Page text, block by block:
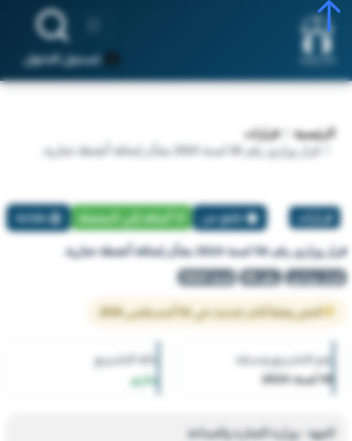
تسجيل الدخول
الرئيسية
قرارات
قرار وزاري رقم 56 لسنة 2024 بشأن إضافة أنشطة تجارية.
قرارات تبليغ عن أضافة إلي المفضلة طباعة
قرار وزاري رقم 56 لسنة 2024 بشأن إضافة أنشطة تجارية.
قرار وزاري رقم 56 لسنة 2024
النص وفقاً لآخر تحديث في 02 أغسطس 2026
رقم التشريع وسنته
56 لسنة 2024
حالة التشريع
ساري
الجهة : وزارة التجارة والصناعة